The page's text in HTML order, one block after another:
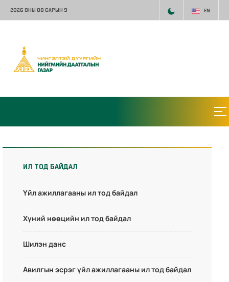
2026 ОНЫ 08 САРЫН 9 EN
ИЛ ТОД БАЙДАЛ
Үйл ажиллагааны ил тод байдал
Хүний нөөцийн ил тод байдал
Шилэн данс
Авилгын эсрэг үйл ажиллагааны ил тод байдал